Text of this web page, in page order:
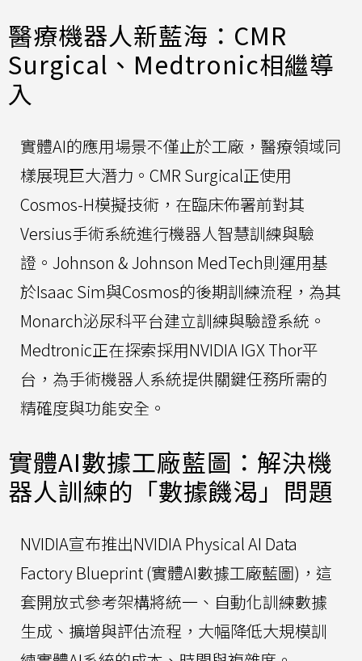
醫療機器人新藍海：CMR
Surgical、Medtronic相繼導
入
實體AI的應用場景不僅止於工廠，醫療領域同
樣展現巨大潛力。CMR Surgical正使用
Cosmos-H模擬技術，在臨床佈署前對其
Versius手術系統進行機器人智慧訓練與驗
證。Johnson & Johnson MedTech則運用基
於Isaac Sim與Cosmos的後期訓練流程，為其
Monarch泌尿科平台建立訓練與驗證系統。
Medtronic正在探索採用NVIDIA IGX Thor平
台，為手術機器人系統提供關鍵任務所需的
精確度與功能安全。
實體AI數據工廠藍圖：解決機
器人訓練的「數據饑渴」問題
NVIDIA宣布推出NVIDIA Physical AI Data
Factory Blueprint (實體AI數據工廠藍圖)，這
套開放式參考架構將統一、自動化訓練數據
生成、擴增與評估流程，大幅降低大規模訓